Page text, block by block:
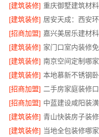
[建筑装修]
[建筑装修] 居安天成：西安
[招商加盟] 嘉兴美居乐建材
[建筑装修]
[建筑装修] 南京空间定制哪
[建筑装修] 本地慕新不锈钢
[招商加盟]
[招商加盟] 中蓝建设咸阳装
[建筑装修]
[建筑装修] 当地全包装修哪